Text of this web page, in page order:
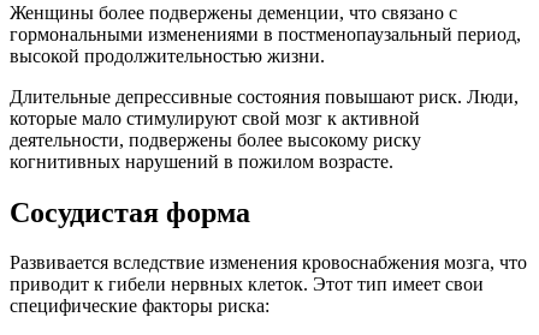
Женщины более подвержены деменции, что связано с
гормональными изменениями в постменопаузальный период,
высокой продолжительностью жизни.
Длительные депрессивные состояния повышают риск. Люди,
которые мало стимулируют свой мозг к активной
деятельности, подвержены более высокому риску
когнитивных нарушений в пожилом возрасте.
Сосудистая форма
Развивается вследствие изменения кровоснабжения мозга, что
приводит к гибели нервных клеток. Этот тип имеет свои
специфические факторы риска: